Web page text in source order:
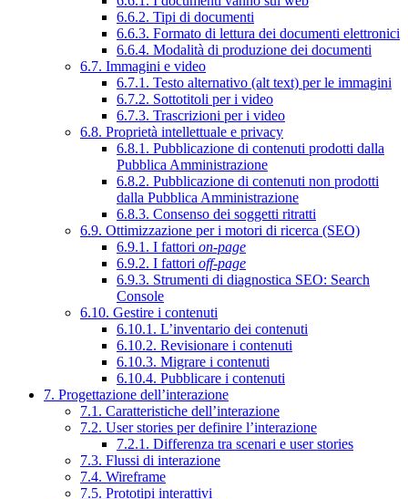
6.6.2. Tipi di documenti
6.6.3. Formato di lettura dei documenti elettronici
6.6.4. Modalità di produzione dei documenti
6.7. Immagini e video
6.7.1. Testo alternativo (alt text) per le immagini
6.7.2. Sottotitoli per i video
6.7.3. Trascrizioni per i video
6.8. Proprietà intellettuale e privacy
6.8.1. Pubblicazione di contenuti prodotti dalla
Pubblica Amministrazione
6.8.2. Pubblicazione di contenuti non prodotti
dalla Pubblica Amministrazione
6.8.3. Consenso dei soggetti ritratti
6.9. Ottimizzazione per i motori di ricerca (SEO)
6.9.1. I fattori on-page
6.9.2. I fattori off-page
6.9.3. Strumenti di diagnostica SEO: Search
Console
6.10. Gestire i contenuti
6.10.1. L’inventario dei contenuti
6.10.2. Revisionare i contenuti
6.10.3. Migrare i contenuti
6.10.4. Pubblicare i contenuti
7. Progettazione dell’interazione
7.1. Caratteristiche dell’interazione
7.2. User stories per definire l’interazione
7.2.1. Differenza tra scenari e user stories
7.3. Flussi di interazione
7.4. Wireframe
7.5. Prototipi interattivi